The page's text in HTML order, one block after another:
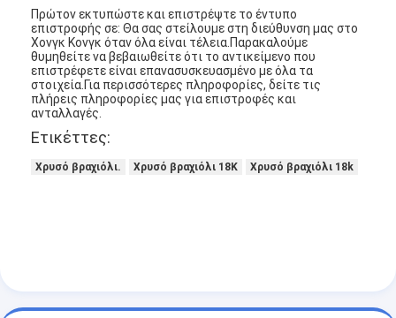
Σπίτι
Προϊόντα
Βίντεο
Υποθέσεις
Πρώτον εκτυπώστε και επιστρέψτε το έντυπο
επιστροφής σε: Θα σας στείλουμε στη διεύθυνση μας στο
Χονγκ Κονγκ όταν όλα είναι τέλεια.Παρακαλούμε
θυμηθείτε να βεβαιωθείτε ότι το αντικείμενο που
επιστρέφετε είναι επανασυσκευασμένο με όλα τα
στοιχεία.Για περισσότερες πληροφορίες, δείτε τις
πλήρεις πληροφορίες μας για επιστροφές και
ανταλλαγές.
Ετικέττες:
Χρυσό βραχιόλι. Χρυσό βραχιόλι 18K Χρυσό βραχιόλι 18k